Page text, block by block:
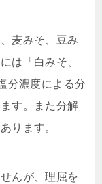
麦みそ、豆み
は「白みそ、
分濃度による分
す。また分解
ります。
んが、理屈を